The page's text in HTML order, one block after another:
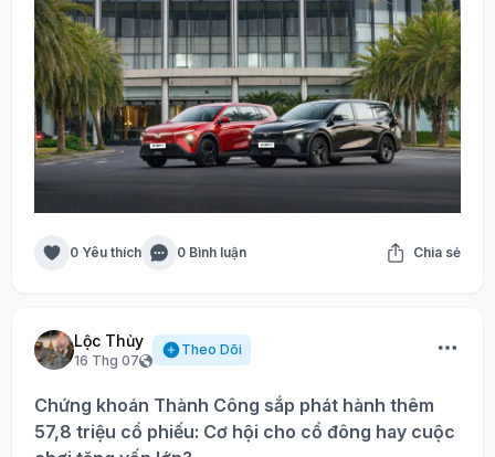
0 Yêu thích 0 Bình luận Chia sẻ
Lộc Thủy
16 Thg 07
Theo Dõi
Chứng khoán Thành Công sắp phát hành thêm
57,8 triệu cổ phiếu: Cơ hội cho cổ đông hay cuộc